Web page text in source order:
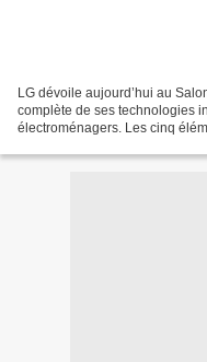
LG dévoile aujourd’hui au
complète de ses technologies
électroménagers. Les cinq